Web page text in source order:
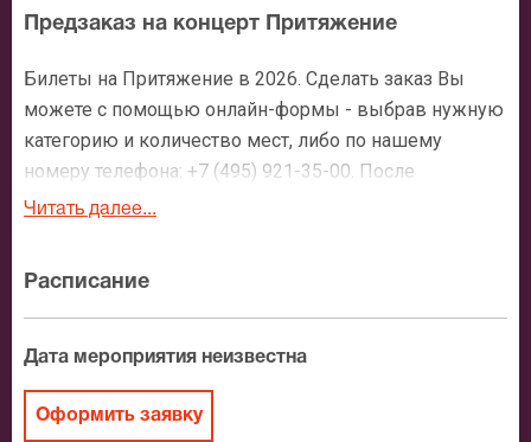
Предзаказ на концерт Притяжение
Билеты на Притяжение в 2026. Сделать заказ Вы
можете с помощью онлайн-формы - выбрав нужную
категорию и количество мест, либо по нашему
номеру телефона: +7 (495) 921-35-00. После
оформления заявки с Вами свяжется персональный
зале, о том как заказать билет и утвердит адрес
доставки.
После бронирования билетов, ожидайте доставку по
Читать далее...
Расписание
Дата мероприятия неизвестна
Оформить заявку